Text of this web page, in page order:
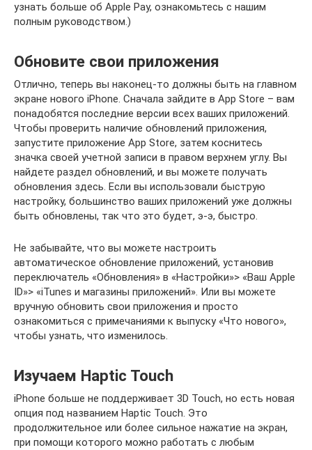
узнать больше об Apple Pay, ознакомьтесь с нашим
полным руководством.)
Обновите свои приложения
Отлично, теперь вы наконец-то должны быть на главном
экране нового iPhone. Сначала зайдите в App Store – вам
понадобятся последние версии всех ваших приложений.
Чтобы проверить наличие обновлений приложения,
запустите приложение App Store, затем коснитесь
значка своей учетной записи в правом верхнем углу. Вы
найдете раздел обновлений, и вы можете получать
обновления здесь. Если вы использовали быструю
настройку, большинство ваших приложений уже должны
быть обновлены, так что это будет, э-э, быстро.
Не забывайте, что вы можете настроить
автоматическое обновление приложений, установив
переключатель «Обновления» в «Настройки»> «Ваш Apple
ID»> «iTunes и магазины приложений». Или вы можете
вручную обновить свои приложения и просто
ознакомиться с примечаниями к выпуску «Что нового»,
чтобы узнать, что изменилось.
Изучаем Haptic Touch
iPhone больше не поддерживает 3D Touch, но есть новая
опция под названием Haptic Touch. Это
продолжительное или более сильное нажатие на экран,
при помощи которого можно работать с любым